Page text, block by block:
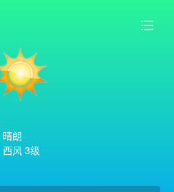
晴朗
西风 3级